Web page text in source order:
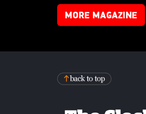
MORE MAGAZINE